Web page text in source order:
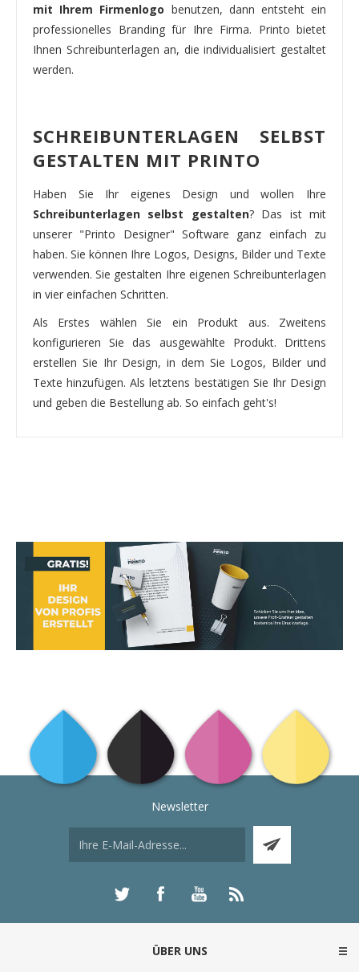
mit Ihrem Firmenlogo benutzen, dann entsteht ein
professionelles Branding für Ihre Firma. Printo bietet
Ihnen Schreibunterlagen an, die individualisiert gestaltet
werden.
SCHREIBUNTERLAGEN SELBST
GESTALTEN MIT PRINTO
Haben Sie Ihr eigenes Design und wollen Ihre
Schreibunterlagen selbst gestalten? Das ist mit
unserer "Printo Designer" Software ganz einfach zu
haben. Sie können Ihre Logos, Designs, Bilder und Texte
verwenden. Sie gestalten Ihre eigenen Schreibunterlagen
in vier einfachen Schritten.
Als Erstes wählen Sie ein Produkt aus. Zweitens
konfigurieren Sie das ausgewählte Produkt. Drittens
erstellen Sie Ihr Design, in dem Sie Logos, Bilder und
Texte hinzufügen. Als letztens bestätigen Sie Ihr Design
und geben die Bestellung ab. So einfach geht's!
Newsletter
ÜBER UNS